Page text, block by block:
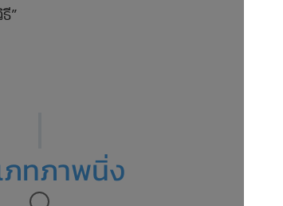
”
ภทภาพนิ่ง